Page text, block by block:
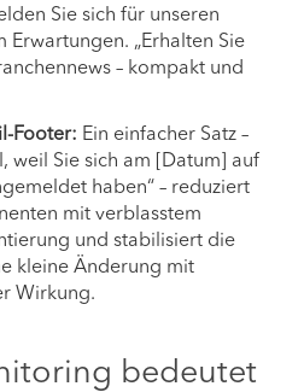
Sie sich für unseren
Erwartungen. „Erhalten Sie
– kompakt und
Footer: Ein einfacher Satz –
weil Sie sich am [Datum] auf
haben“ – reduziert
mit verblasstem
und stabilisiert die
kleine Änderung mit
Wirkung.
bedeutet